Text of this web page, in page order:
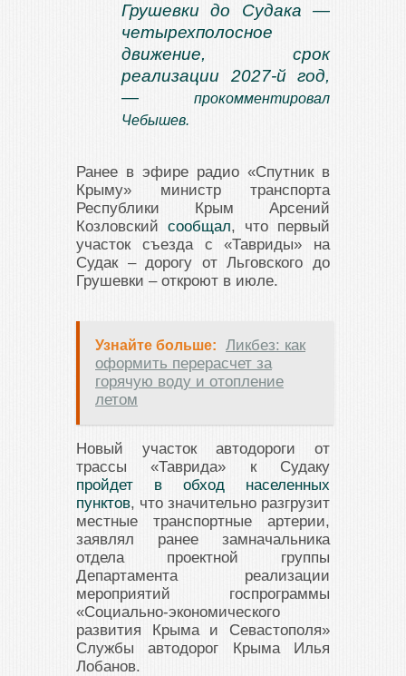
Грушевки до Судака —
четырехполосное
движение, срок
реализации 2027-й год,
—
прокомментировал
Чебышев.
Ранее в эфире радио «Спутник в
Крыму» министр транспорта
Республики Крым Арсений
Козловский сообщал, что первый
участок съезда с «Тавриды» на
Судак – дорогу от Льговского до
Грушевки – откроют в июле.
Узнайте больше:
Ликбез: как
оформить перерасчет за
горячую воду и отопление
летом
Новый участок автодороги от
трассы «Таврида» к Судаку
пройдет в обход населенных
пунктов, что значительно разгрузит
местные транспортные артерии,
заявлял ранее замначальника
отдела проектной группы
Департамента реализации
мероприятий госпрограммы
«Социально-экономического
развития Крыма и Севастополя»
Службы автодорог Крыма Илья
Лобанов.